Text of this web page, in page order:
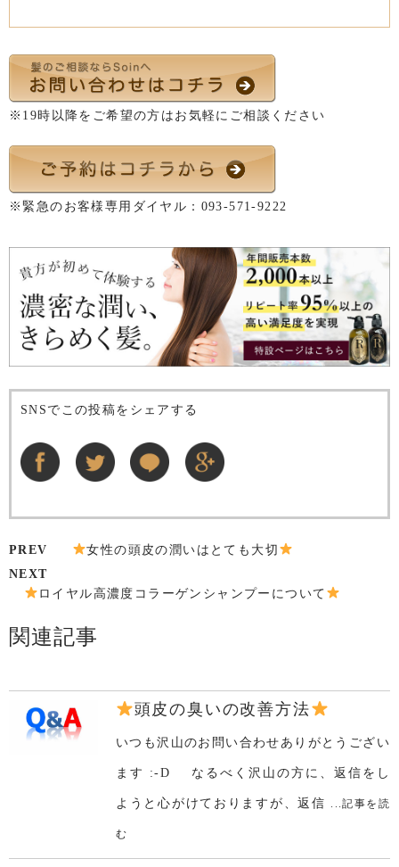
※19時以降をご希望の方はお気軽にご相談ください
※緊急のお客様専用ダイヤル： 093-571-9222
SNSでこの投稿をシェアする
PREV
女性の頭皮の潤いはとても大切
NEXT
ロイヤル高濃度コラーゲンシャンプーについて
関連記事
頭皮の臭いの改善方法
いつも沢山のお問い合わせありがとうござい
ます :-D なるべく沢山の方に、返信をし
ようと心がけておりますが、返信 ...記事を読
む